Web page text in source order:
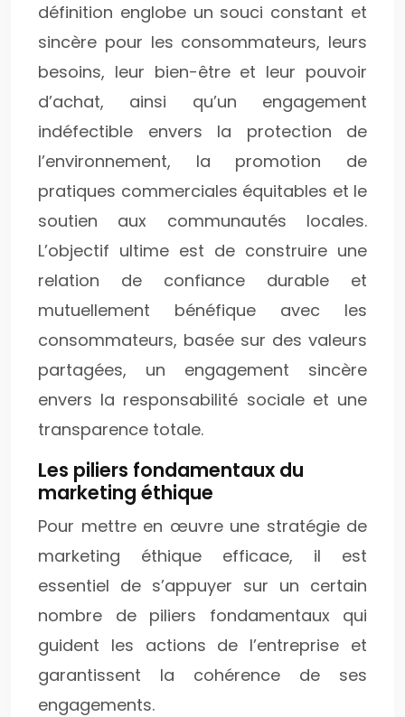
définition englobe un souci constant et
sincère pour les consommateurs, leurs
besoins, leur bien-être et leur pouvoir
d’achat, ainsi qu’un engagement
indéfectible envers la protection de
l’environnement, la promotion de
pratiques commerciales équitables et le
soutien aux communautés locales.
L’objectif ultime est de construire une
relation de confiance durable et
mutuellement bénéfique avec les
consommateurs, basée sur des valeurs
partagées, un engagement sincère
envers la responsabilité sociale et une
transparence totale.
Les piliers fondamentaux du
marketing éthique
Pour mettre en œuvre une stratégie de
marketing éthique efficace, il est
essentiel de s’appuyer sur un certain
nombre de piliers fondamentaux qui
guident les actions de l’entreprise et
garantissent la cohérence de ses
engagements.